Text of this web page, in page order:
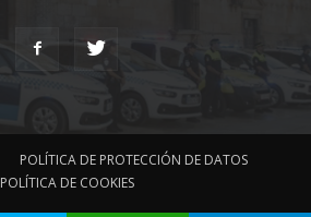
POLÍTICA DE PROTECCIÓN DE DATOS
POLÍTICA DE COOKIES